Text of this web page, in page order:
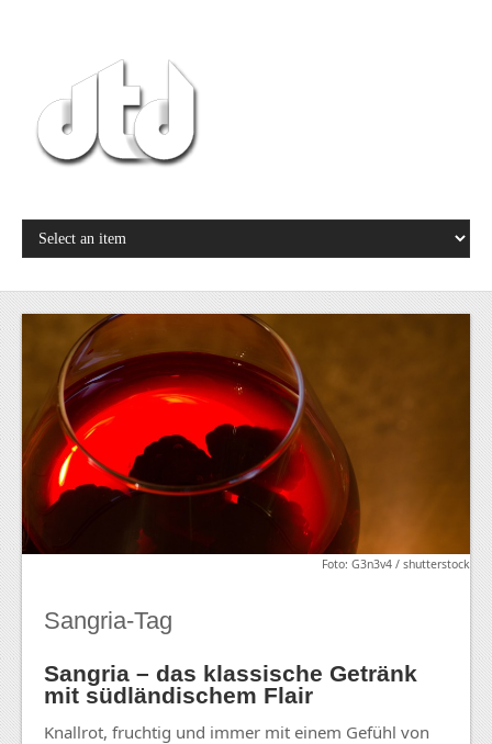
Foto: G3n3v4 / shutterstock
Sangria-Tag
Sangria – das klassische Getränk
mit südländischem Flair
Knallrot, fruchtig und immer mit einem Gefühl von